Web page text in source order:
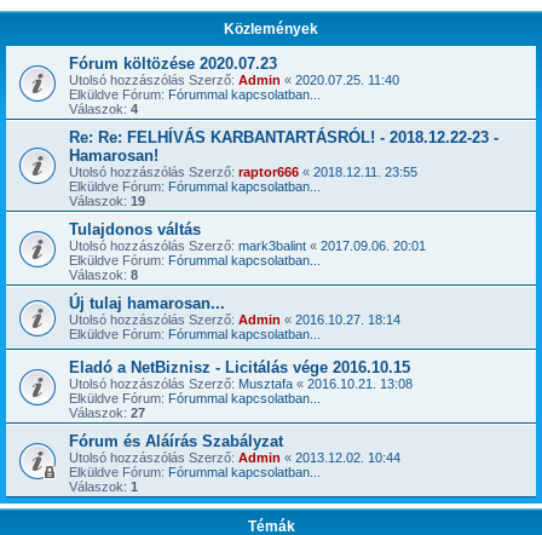
Közlemények
Fórum költözése 2020.07.23
Utolsó hozzászólás Szerző: Admin « 2020.07.25. 11:40
Elküldve Fórum: Fórummal kapcsolatban...
Válaszok: 4
Re: Re: FELHÍVÁS KARBANTARTÁSRÓL! - 2018.12.22-23 -
Hamarosan!
Utolsó hozzászólás Szerző: raptor666 « 2018.12.11. 23:55
Elküldve Fórum: Fórummal kapcsolatban...
Válaszok: 19
Tulajdonos váltás
Utolsó hozzászólás Szerző: mark3balint « 2017.09.06. 20:01
Elküldve Fórum: Fórummal kapcsolatban...
Válaszok: 8
Új tulaj hamarosan...
Utolsó hozzászólás Szerző: Admin « 2016.10.27. 18:14
Elküldve Fórum: Fórummal kapcsolatban...
Eladó a NetBiznisz - Licitálás vége 2016.10.15
Utolsó hozzászólás Szerző: Musztafa « 2016.10.21. 13:08
Elküldve Fórum: Fórummal kapcsolatban...
Válaszok: 27
Fórum és Aláírás Szabályzat
Utolsó hozzászólás Szerző: Admin « 2013.12.02. 10:44
Elküldve Fórum: Fórummal kapcsolatban...
Válaszok: 1
Témák